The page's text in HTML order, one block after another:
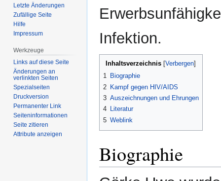
Infektion.
Inhaltsverzeichnis
1 Biographie
2 Kampf gegen HIV/AIDS
3 Auszeichnungen und Ehrungen
4 Literatur
5 Weblink
Biographie
Letzte Änderungen
Zufällige Seite
Hilfe
Impressum
Werkzeuge
Links auf diese Seite
Änderungen an
verlinkten Seiten
Spezialseiten
Druckversion
Permanenter Link
Seiten­­informationen
Seite zitieren
Attribute anzeigen